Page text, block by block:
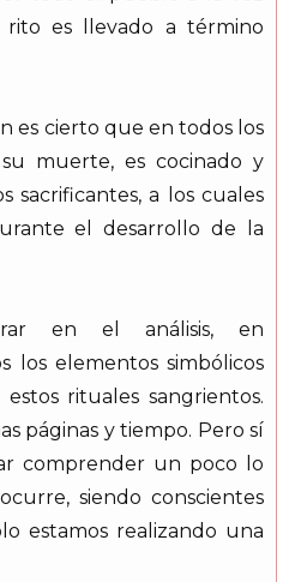
es llevado a término
es cierto que en todos los
muerte, es cocinado y
sacrificantes, a los cuales
el desarrollo de la
en el análisis, en
los elementos simbólicos
rituales sangrientos.
páginas y tiempo. Pero sí
comprender un poco lo
siendo conscientes
estamos realizando una